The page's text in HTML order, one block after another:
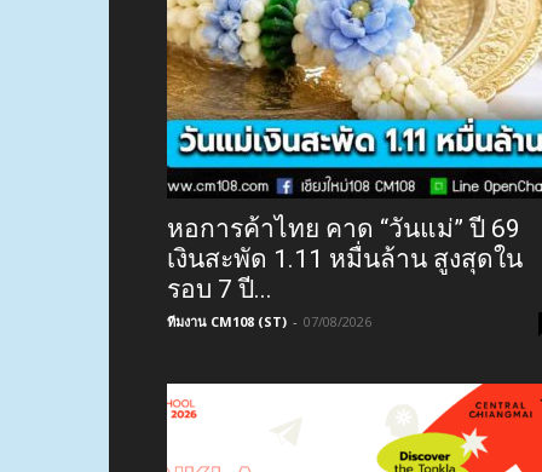
หอการค้าไทย คาด “วันแม่” ปี 69
เงินสะพัด 1.11 หมื่นล้าน สูงสุดใน
รอบ 7 ปี...
ทีมงาน CM108 (ST) - 07/08/2026